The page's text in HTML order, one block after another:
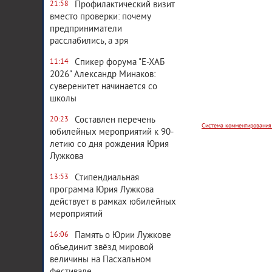
21:58
Профилактический визит
вместо проверки: почему
предприниматели
расслабились, а зря
11:14
Спикер форума "Е-ХАБ
2026" Александр Минаков:
суверенитет начинается со
школы
20:23
Составлен перечень
юбилейных мероприятий к 90-
летию со дня рождения Юрия
Лужкова
13:53
Стипендиальная
программа Юрия Лужкова
действует в рамках юбилейных
мероприятий
16:06
Память о Юрии Лужкове
объединит звёзд мировой
величины на Пасхальном